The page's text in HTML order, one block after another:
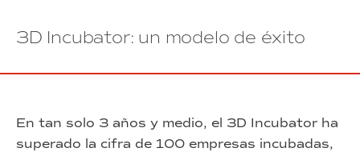
3D Incubator: un modelo de éxito
En tan solo 3 años y medio, el 3D Incubator ha
superado la cifra de 100 empresas incubadas,